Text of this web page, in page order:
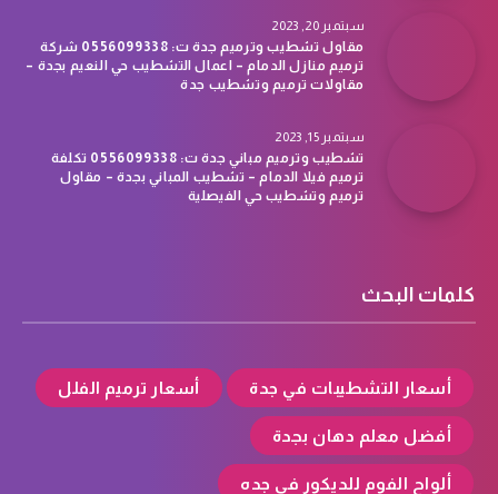
سبتمبر 20, 2023
مقاول تشطيب وترميم جدة ت: 0556099338 شركة
ترميم منازل الدمام – اعمال التشطيب حي النعيم بجدة –
مقاولات ترميم وتشطيب جدة
سبتمبر 15, 2023
تشطيب وترميم مباني جدة ت: 0556099338 تكلفة
ترميم فيلا الدمام – تشطيب المباني بجدة – مقاول
ترميم وتشطيب حي الفيصلية
كلمات البحث
أسعار التشطيبات في جدة أسعار ترميم الفلل
أفضل معلم دهان بجدة
ألواح الفوم للديكور في جده